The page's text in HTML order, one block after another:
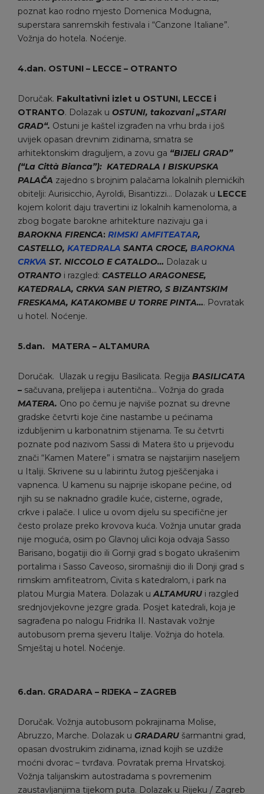
poznat kao rodno mjesto Domenica Modugna,
superstara sanremskih festivala i “Canzone Italiane”.
Vožnja do hotela. Noćenje.
4.dan. OSTUNI – LECCE – OTRANTO
Doručak. Fakultativni izlet u OSTUNI, LECCE i
OTRANTO. Dolazak u OSTUNI, takozvani „STARI
GRAD“. Ostuni je kaštel izgrađen na vrhu brda i još
uvijek opasan drevnim zidinama, smatra se
arhitektonskim draguljem, a zovu ga “BIJELI GRAD”
(“La Città Bianca”): KATEDRALA I BISKUPSKA
PALAČA zajedno s brojnim palačama lokalnih plemićkih
obitelji: Aurisicchio, Ayroldi, Bisantizzi… Dolazak u LECCE
kojem kolorit daju travertini iz lokalnih kamenoloma, a
zbog bogate barokne arhitekture nazivaju ga i
BAROKNA FIRENCA: RIMSKI AMFITEATAR,
CASTELLO, KATEDRALA SANTA CROCE, BAROKNA
CRKVA ST. NICCOLO E CATALDO… Dolazak u
OTRANTO i razgled: CASTELLO ARAGONESE,
KATEDRALA, CRKVA SANPIETRO, S BIZANTSKIM
FRESKAMA, KATAKOMBE U TORRE PINTA…. Povratak
u hotel. Noćenje.
5.dan. MATERA – ALTAMURA
Doručak. Ulazak u regiju Basilicata. Regija BASILICATA
– sačuvana, prelijepa i autentična… Vožnja do grada
MATERA. Ono po čemu je najviše poznat su drevne
gradske četvrti koje čine nastambe u pećinama
izdubljenim u karbonatnim stijenama. Te su četvrti
poznate pod nazivom Sassi di Matera što u prijevodu
znači “Kamen Matere” i smatra se najstarijim naseljem
u Italiji. Skrivene su u labirintu žutog pješčenjaka i
vapnenca. U kamenu su najprije iskopane pećine, od
njih su se naknadno gradile kuće, cisterne, ograde,
crkve i palače. I ulice u ovom dijelu su specifične jer
često prolaze preko krovova kuća. Vožnja unutar grada
nije moguća, osim po Glavnoj ulici koja odvaja Sasso
Barisano, bogatiji dio ili Gornji grad s bogato ukrašenim
portalima i Sasso Caveoso, siromašniji dio ili Donji grad s
rimskim amfiteatrom, Civita s katedralom, i park na
platou Murgia Matera. Dolazak u ALTAMURU i razgled
srednjovjekovne jezgre grada. Posjet katedrali, koja je
sagrađena po nalogu Fridrika II. Nastavak vožnje
autobusom prema sjeveru Italije. Vožnja do hotela.
Smještaj u hotel. Noćenje.
6.dan. GRADARA – RIJEKA – ZAGREB
Doručak. Vožnja autobusom pokrajinama Molise,
Abruzzo, Marche. Dolazak u GRADARU šarmantni grad,
opasan dvostrukim zidinama, iznad kojih se uzdiže
moćni dvorac – tvrđava. Povratak prema Hrvatskoj.
Vožnja talijanskim autostradama s povremenim
zaustavljanjima tijekom puta. Dolazak u Rijeku / Zagreb